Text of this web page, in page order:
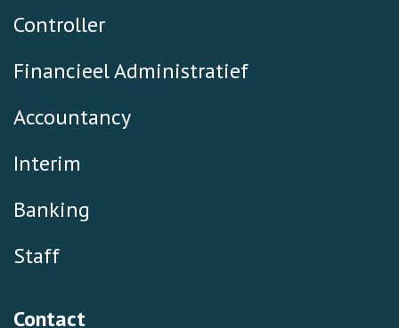
Controller
Financieel Administratief
Accountancy
Interim
Banking
Staff
Contact